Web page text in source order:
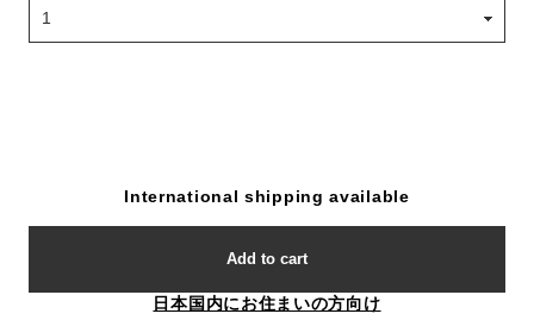
International shipping available
Add to cart
日本国内にお住まいの方向け